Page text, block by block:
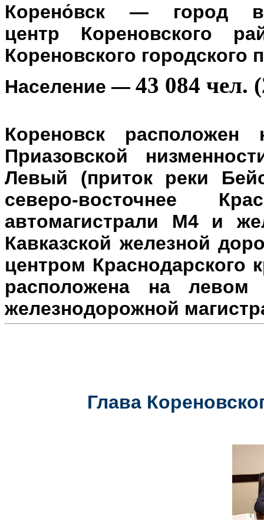
Корено́вск — город в
центр Кореновского
Кореновского городского
Население — 43 084 чел.
Кореновск
Приазовской
Левый (приток реки
северо-восточнее
автомагистрали М4 и
Кавказской железной
центром Краснодарского
расположена на левом
железнодорожной
Глава